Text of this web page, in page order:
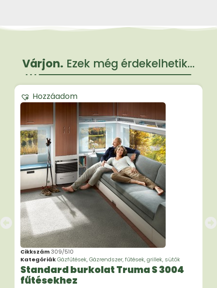
Várjon. Ezek még érdekelhetik...
Hozzáadom
Cikkszám 309/510
KategóriákGázfűtések,Gázrendszer, fűtések, grillek, sütők
Standard burkolat Truma S 3004
fűtésekhez